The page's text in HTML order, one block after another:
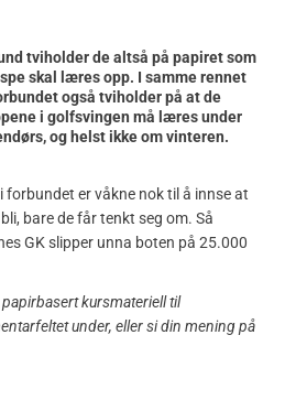
tviholder de altså på papiret som
skal læres opp. I samme rennet
også tviholder på at de
i golfsvingen må læres under
og helst ikke om vinteren.
forbundet er våkne nok til å innse at
bare de får tenkt seg om. Så
GK slipper unna boten på 25.000
kursmateriell til
under, eller si din mening på